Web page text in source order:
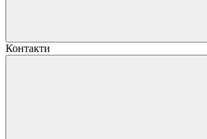
Контакти